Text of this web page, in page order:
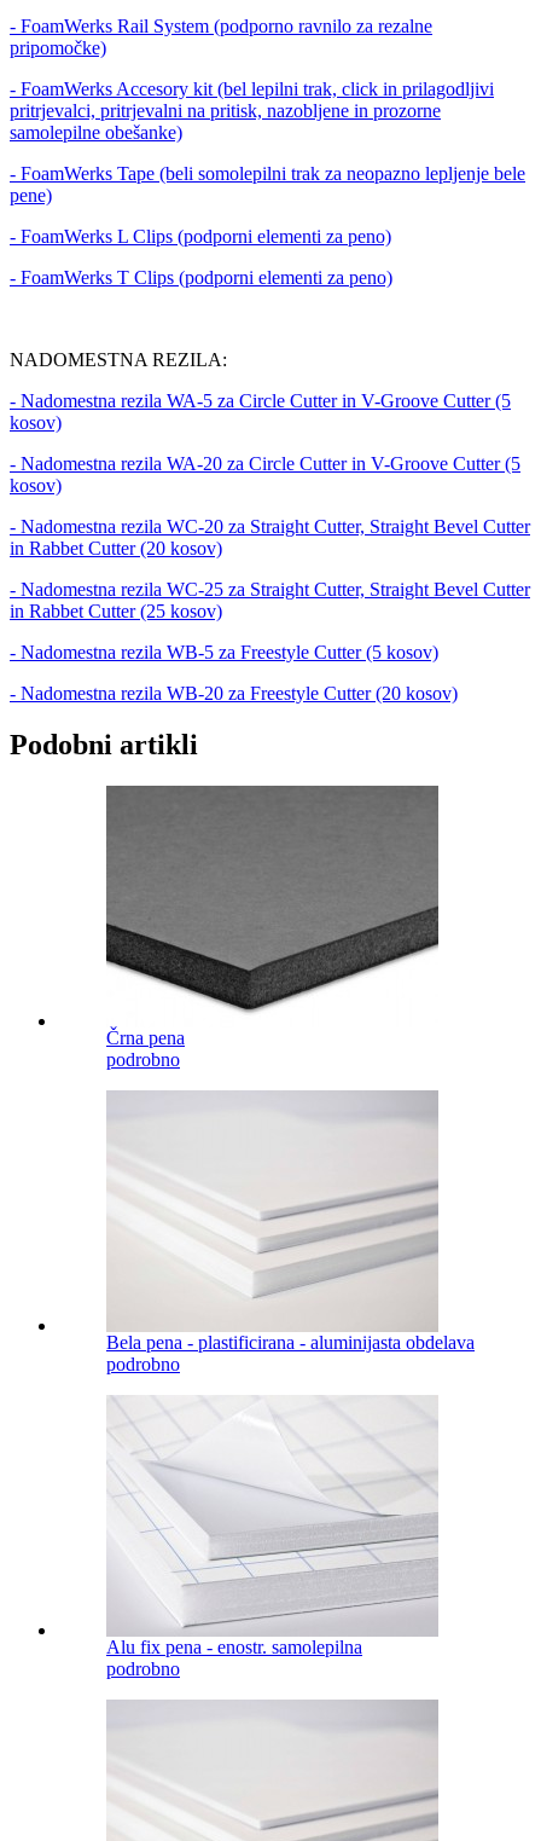
- FoamWerks Rail System (podporno ravnilo za rezalne
pripomočke)
- FoamWerks Accesory kit (bel lepilni trak, click in prilagodljivi
pritrjevalci, pritrjevalni na pritisk, nazobljene in prozorne
samolepilne obešanke)
- FoamWerks Tape (beli somolepilni trak za neopazno lepljenje bele
pene)
- FoamWerks L Clips (podporni elementi za peno)
- FoamWerks T Clips (podporni elementi za peno)
NADOMESTNA REZILA:
- Nadomestna rezila WA-5 za Circle Cutter in V-Groove Cutter (5
kosov)
- Nadomestna rezila WA-20 za Circle Cutter in V-Groove Cutter (5
kosov)
- Nadomestna rezila WC-20 za Straight Cutter, Straight Bevel Cutter
in Rabbet Cutter (20 kosov)
- Nadomestna rezila WC-25 za Straight Cutter, Straight Bevel Cutter
in Rabbet Cutter (25 kosov)
- Nadomestna rezila WB-5 za Freestyle Cutter (5 kosov)
- Nadomestna rezila WB-20 za Freestyle Cutter (20 kosov)
Podobni artikli
Črna pena
podrobno
Bela pena - plastificirana - aluminijasta obdelava
podrobno
Alu fix pena - enostr. samolepilna
podrobno